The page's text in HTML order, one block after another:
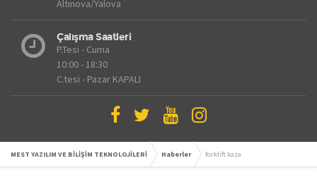
Altınova/Yalova
Çalışma Saatleri
P.Tesi - Cuma
10:00 - 18:30
C.tesi - Pazar KAPALI
MEST YAZILIM VE BİLİŞİM TEKNOLOJİLERİ Haberler forklift kaza